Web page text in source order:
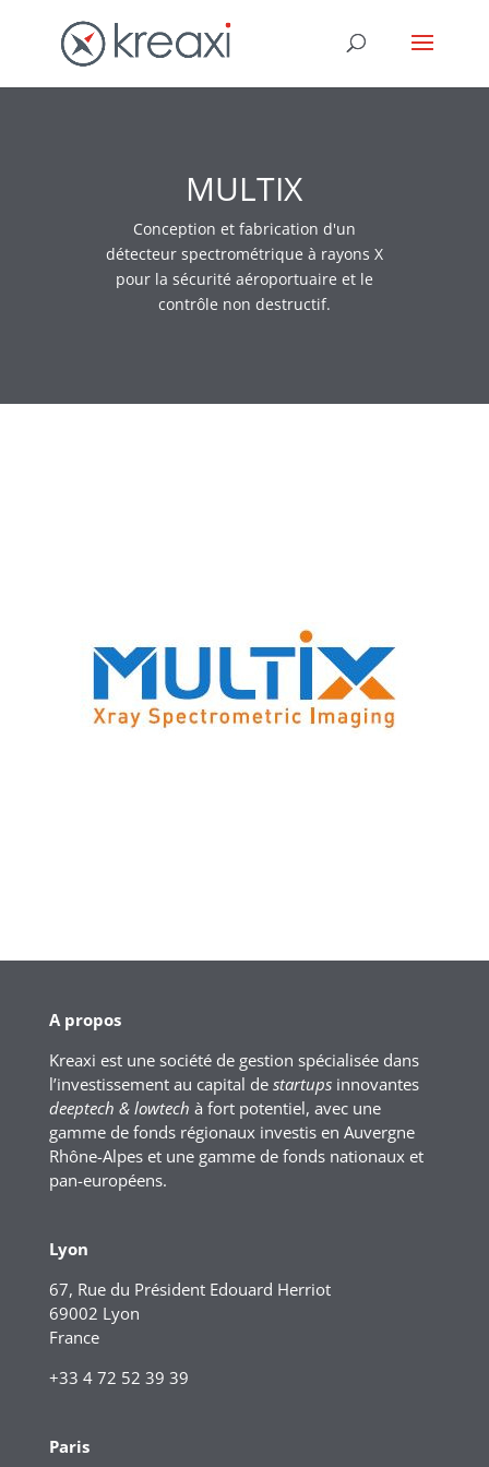
MULTIX
Conception et fabrication d'un
détecteur spectrométrique à rayons X
pour la sécurité aéroportuaire et le
contrôle non destructif.
A propos
Kreaxi est une société de gestion spécialisée dans
l’investissement au capital de startupsinnovantes
deeptech & lowtech à fort potentiel, avec une
gamme de fonds régionaux investis en Auvergne
Rhône-Alpes et une gamme de fonds nationaux et
pan-européens.
Lyon
67, Rue du Président Edouard Herriot
69002 Lyon
France
+33 4 72 52 39 39
Paris